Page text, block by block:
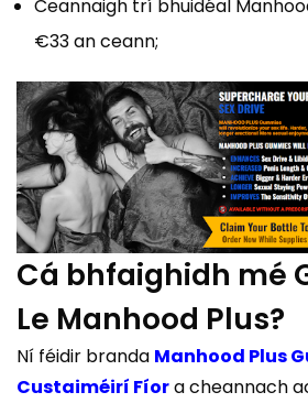
Ceannaigh trí bhuidéal
€33 an ceann;
Cá bhfaighidh mé
Le Manhood Plus?
Ní féidir branda Manhood Plus
Custaiméirí Fíora cheannach